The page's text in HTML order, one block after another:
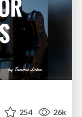
254 26k